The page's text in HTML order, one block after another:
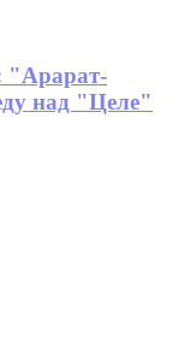
"Арарат-
над "Целе"